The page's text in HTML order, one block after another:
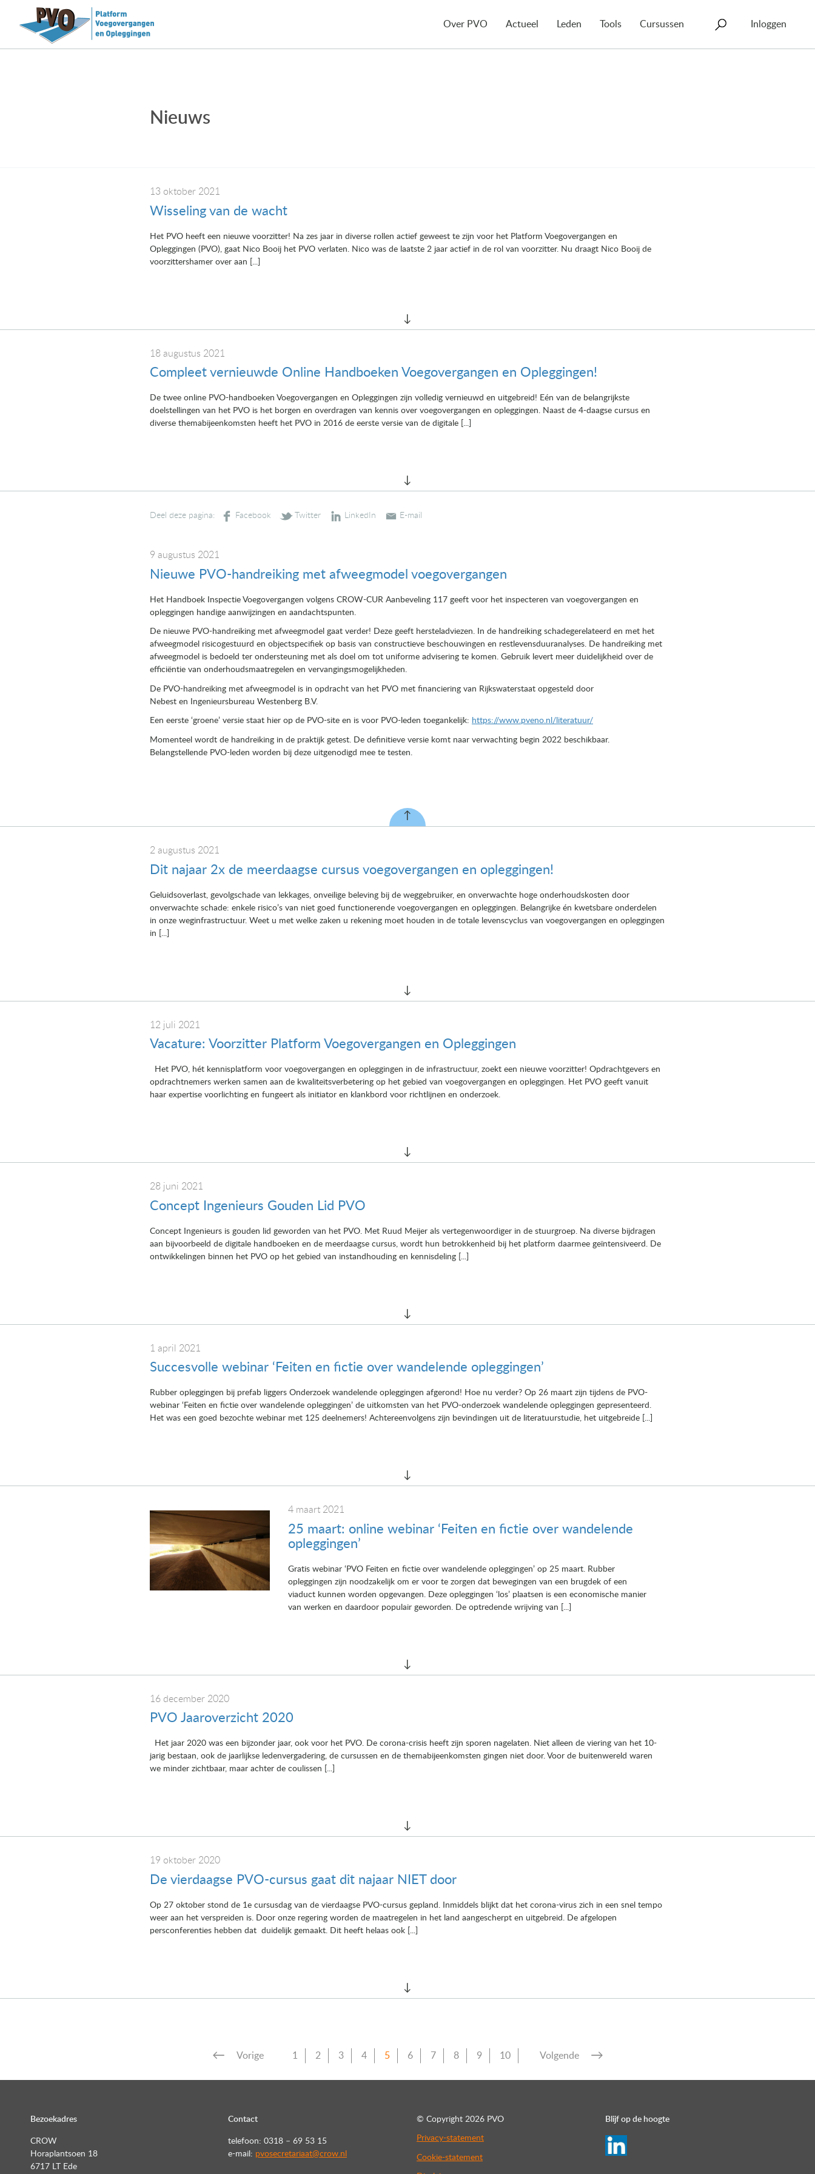
Over PVO Actueel Leden Tools Cursussen Inloggen
Nieuws
13 oktober 2021
Wisseling van de wacht
Het PVO heeft een nieuwe voorzitter! Na zes jaar in diverse rollen actief geweest te zijn voor het Platform Voegovergangen en
Opleggingen (PVO), gaat Nico Booij het PVO verlaten. Nico was de laatste 2 jaar actief in de rol van voorzitter. Nu draagt Nico Booij de
voorzittershamer over aan [...]
18 augustus 2021
Compleet vernieuwde Online Handboeken Voegovergangen en Opleggingen!
De twee online PVO-handboeken Voegovergangen en Opleggingen zijn volledig vernieuwd en uitgebreid! Eén van de belangrijkste
doelstellingen van het PVO is het borgen en overdragen van kennis over voegovergangen en opleggingen. Naast de 4-daagse cursus en
diverse themabijeenkomsten heeft het PVO in 2016 de eerste versie van de digitale [...]
Deel deze pagina:
9 augustus 2021
Nieuwe PVO-handreiking met afweegmodel voegovergangen
Het Handboek Inspectie Voegovergangen volgens CROW-CUR Aanbeveling 117 geeft voor het inspecteren van voegovergangen en
opleggingen handige aanwijzingen en aandachtspunten.
De nieuwe PVO-handreiking met afweegmodel gaat verder! Deze geeft hersteladviezen. In de handreiking schadegerelateerd en met het
afweegmodel risicogestuurd en objectspecifiek op basis van constructieve beschouwingen en restlevensduuranalyses. De handreiking met
afweegmodel is bedoeld ter ondersteuning met als doel om tot uniforme advisering te komen. Gebruik levert meer duidelijkheid over de
efficiëntie van onderhoudsmaatregelen en vervangingsmogelijkheden.
De PVO-handreiking met afweegmodel is in opdracht van het PVO met financiering van Rijkswaterstaat opgesteld door
Nebest en Ingenieursbureau Westenberg B.V.
Een eerste ‘groene’ versie staat hier op de PVO-site en is voor PVO-leden toegankelijk: https://www.pveno.nl/literatuur/
Momenteel wordt de handreiking in de praktijk getest. De definitieve versie komt naar verwachting begin 2022 beschikbaar.
Belangstellende PVO-leden worden bij deze uitgenodigd mee te testen.
2 augustus 2021
Dit najaar 2x de meerdaagse cursus voegovergangen en opleggingen!
Geluidsoverlast, gevolgschade van lekkages, onveilige beleving bij de weggebruiker, en onverwachte hoge onderhoudskosten door
onverwachte schade: enkele risico’s van niet goed functionerende voegovergangen en opleggingen. Belangrijke én kwetsbare onderdelen
in onze weginfrastructuur. Weet u met welke zaken u rekening moet houden in de totale levenscyclus van voegovergangen en opleggingen
in [...]
12 juli 2021
Vacature: Voorzitter Platform Voegovergangen en Opleggingen
Het PVO, hét kennisplatform voor voegovergangen en opleggingen in de infrastructuur, zoekt een nieuwe voorzitter! Opdrachtgevers en
opdrachtnemers werken samen aan de kwaliteitsverbetering op het gebied van voegovergangen en opleggingen. Het PVO geeft vanuit
haar expertise voorlichting en fungeert als initiator en klankbord voor richtlijnen en onderzoek.
28 juni 2021
Concept Ingenieurs Gouden Lid PVO
Concept Ingenieurs is gouden lid geworden van het PVO. Met Ruud Meijer als vertegenwoordiger in de stuurgroep. Na diverse bijdragen
aan bijvoorbeeld de digitale handboeken en de meerdaagse cursus, wordt hun betrokkenheid bij het platform daarmee geïntensiveerd. De
ontwikkelingen binnen het PVO op het gebied van instandhouding en kennisdeling [...]
1 april 2021
Succesvolle webinar ‘Feiten en fictie over wandelende opleggingen’
Rubber opleggingen bij prefab liggers Onderzoek wandelende opleggingen afgerond! Hoe nu verder? Op 26 maart zijn tijdens de PVO-
webinar ‘Feiten en fictie over wandelende opleggingen’ de uitkomsten van het PVO-onderzoek wandelende opleggingen gepresenteerd.
Het was een goed bezochte webinar met 125 deelnemers! Achtereenvolgens zijn bevindingen uit de literatuurstudie, het uitgebreide [...]
4 maart 2021
25 maart: online webinar ‘Feiten en fictie over wandelende
opleggingen’
Gratis webinar ‘PVO Feiten en fictie over wandelende opleggingen’ op 25 maart. Rubber
opleggingen zijn noodzakelijk om er voor te zorgen dat bewegingen van een brugdek of een
viaduct kunnen worden opgevangen. Deze opleggingen ‘los’ plaatsen is een economische manier
van werken en daardoor populair geworden. De optredende wrijving van [...]
16 december 2020
PVO Jaaroverzicht 2020
Het jaar 2020 was een bijzonder jaar, ook voor het PVO. De corona-crisis heeft zijn sporen nagelaten. Niet alleen de viering van het 10-
jarig bestaan, ook de jaarlijkse ledenvergadering, de cursussen en de themabijeenkomsten gingen niet door. Voor de buitenwereld waren
we minder zichtbaar, maar achter de coulissen [...]
19 oktober 2020
De vierdaagse PVO-cursus gaat dit najaar NIET door
Op 27 oktober stond de 1e cursusdag van de vierdaagse PVO-cursus gepland. Inmiddels blijkt dat het corona-virus zich in een snel tempo
weer aan het verspreiden is. Door onze regering worden de maatregelen in het land aangescherpt en uitgebreid. De afgelopen
persconferenties hebben dat duidelijk gemaakt. Dit heeft helaas ook [...]
Vorige 1 2 3 4 5 6 7 8 9 10 Volgende
Bezoekadres
CROW
Horaplantsoen 18
6717 LT Ede
Contact
telefoon: 0318 – 69 53 15
e-mail: pvosecretariaat@crow.nl
© Copyright 2026 PVO
Privacy-statement
Cookie-statement
Blijf op de hoogte